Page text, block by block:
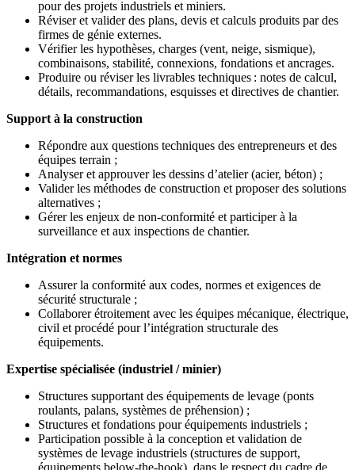
pour des projets industriels et miniers.
Réviser et valider des plans, devis et calculs produits par des
firmes de génie externes.
Vérifier les hypothèses, charges (vent, neige, sismique),
combinaisons, stabilité, connexions, fondations et ancrages.
Produire ou réviser les livrables techniques : notes de calcul,
détails, recommandations, esquisses et directives de chantier.
Support à la construction
Répondre aux questions techniques des entrepreneurs et des
équipes terrain ;
Analyser et approuver les dessins d’atelier (acier, béton) ;
Valider les méthodes de construction et proposer des solutions
alternatives ;
Gérer les enjeux de non-conformité et participer à la
surveillance et aux inspections de chantier.
Intégration et normes
Assurer la conformité aux codes, normes et exigences de
sécurité structurale ;
Collaborer étroitement avec les équipes mécanique, électrique,
civil et procédé pour l’intégration structurale des
équipements.
Expertise spécialisée (industriel / minier)
Structures supportant des équipements de levage (ponts
roulants, palans, systèmes de préhension) ;
Structures et fondations pour équipements industriels ;
Participation possible à la conception et validation de
systèmes de levage industriels (structures de support,
équipements below-the-hook), dans le respect du cadre de